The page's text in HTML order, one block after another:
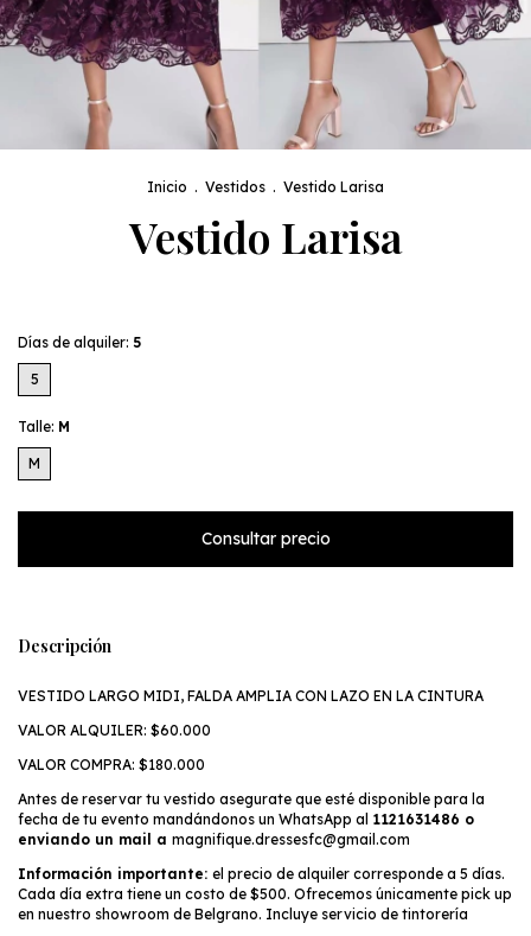
Inicio . Vestidos . Vestido Larisa
Vestido Larisa
Días de alquiler: 5
5
Talle: M
M
Descripción
VESTIDO LARGO MIDI, FALDA AMPLIA CON LAZO EN LA CINTURA
VALOR ALQUILER: $60.000
VALOR COMPRA: $180.000
Antes de reservar tu vestido asegurate que esté disponible para la
fecha de tu evento mandándonos un WhatsApp al 1121631486 o
enviando un mail a magnifique.dressesfc@gmail.com
Información importante: el precio de alquiler corresponde a 5 días.
Cada día extra tiene un costo de $500. Ofrecemos únicamente pick up
en nuestro showroom de Belgrano. Incluye servicio de tintorería